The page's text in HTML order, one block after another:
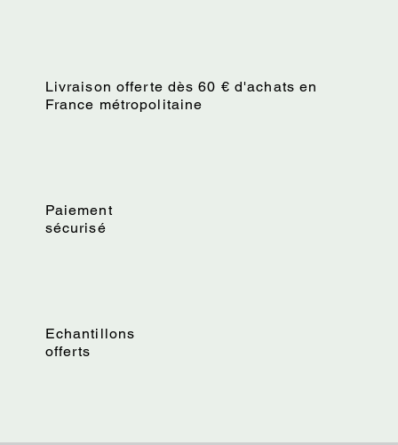
Livraison offerte dès 60 € d'achats en
France métropolitaine
Paiement
sécurisé
Echantillons
offerts